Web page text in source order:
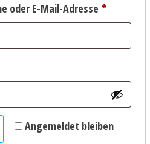
oder E-Mail-Adresse *Erforderlich
Angemeldet bleiben